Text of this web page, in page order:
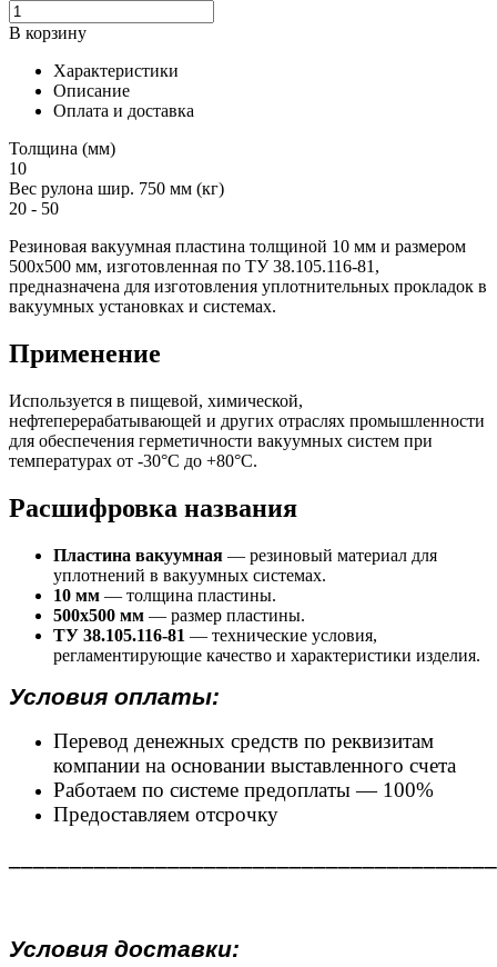
В корзину
Характеристики
Описание
Оплата и доставка
Толщина (мм)
10
Вес рулона шир. 750 мм (кг)
20 - 50
Резиновая вакуумная пластина толщиной 10 мм и размером
500х500 мм, изготовленная по ТУ 38.105.116-81,
предназначена для изготовления уплотнительных прокладок в
вакуумных установках и системах.
Применение
Используется в пищевой, химической,
нефтеперерабатывающей и других отраслях промышленности
для обеспечения герметичности вакуумных систем при
температурах от -30°С до +80°С.
Расшифровка названия
Пластина вакуумная — резиновый материал для
уплотнений в вакуумных системах.
10 мм — толщина пластины.
500х500 мм — размер пластины.
ТУ 38.105.116-81 — технические условия,
регламентирующие качество и характеристики изделия.
Условия оплаты:
Перевод денежных средств по реквизитам
компании на основании выставленного счета
Работаем по системе предоплаты — 100%
Предоставляем отсрочку
Условия доставки: